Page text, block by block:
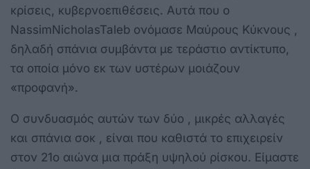
κρίσεις, κυβερνοεπιθέσεις. Αυτά που ο
NassimNicholasTaleb ονόμασε Μαύρους Κύκνους ,
δηλαδή σπάνια συμβάντα με τεράστιο αντίκτυπο,
τα οποία μόνο εκ των υστέρων μοιάζουν
«προφανή».
Ο συνδυασμός αυτών των δύο , μικρές αλλαγές
και σπάνια σοκ , είναι που καθιστά το επιχειρείν
στον 21ο αιώνα μια πράξη υψηλού ρίσκου. Είμαστε